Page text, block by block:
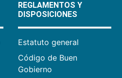
REGLAMENTOS Y
DISPOSICIONES
Estatuto general
Código de Buen
Gobierno